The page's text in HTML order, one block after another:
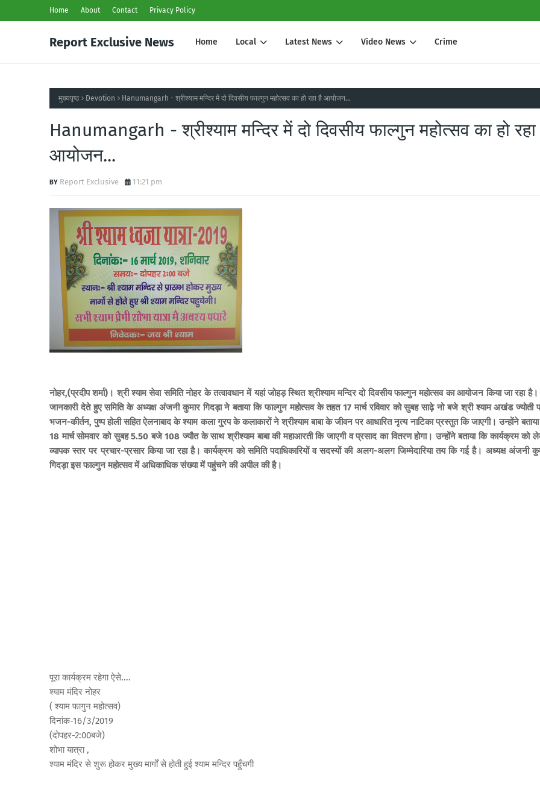
Home About Contact Privacy Policy
Report Exclusive News Home Local Latest News Video News Crime
मुख्यपृष्ठ Devotion Hanumangarh - श्रीश्याम मन्दिर में दो दिवसीय फाल्गुन महोत्सव का हो रहा है आयोजन...
Hanumangarh - श्रीश्याम मन्दिर में दो दिवसीय फाल्गुन महोत्सव का हो
आयोजन...
Report Exclusive 11:21 pm
नोहर,(प्रदीप शर्मा) । श्री श्याम सेवा समिति नोहर के तत्वावधान में यहां जोहड़ स्थित श्रीश्याम मन्दिर दो दिवसीय फाल्गुन महोत्सव का आयोजन किया जा रहा
जानकारी देते हुए समिति के अध्यक्ष अंजनी कुमार गिदड़ा ने बताया कि फाल्गुन महोत्सव के तहत 17 मार्च रविवार को सुबह साढ़े नो बजे श्री श्याम अखंड ज्योती
भजन-कीर्तन, पुष्प होली सहित ऐलनाबाद के श्याम कला गु्रप के कलाकारों ने श्रीश्याम बाबा के जीवन पर आधारित नृत्य नाटिका प्रस्तुत कि जाएगी। उन्होंने
18 मार्च सोमवार को सुबह 5.50 बजे 108 ज्यौत के साथ श्रीश्याम बाबा की महाआरती कि जाएगी व प्रसाद का वितरण होगा। उन्होंने बताया कि कार्यक्रम को
व्यापक स्तर पर प्रचार-प्रसार किया जा रहा है। कार्यक्रम को समिति पदाधिकारियों व सदस्यों की अलग-अलग जिम्मेदारिया तय कि गई है। अध्यक्ष अंजनी
गिदड़ा इस फाल्गुन महोत्सव में अधिकाधिक संख्या में पहुंचने की अपील की है।
पूरा कार्यक्रम रहेगा ऐसे....
श्याम मंदिर नोहर
( श्याम फागुन महोत्सव)
दिनांक-16/3/2019
(दोपहर-2:00बजे)
शोभा यात्रा ,
श्याम मंदिर से शुरू होकर मुख्य मार्गों से होती हुई श्याम मन्दिर पहुँचगी